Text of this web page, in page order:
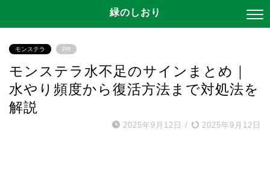
緑のしおり
モンステラ PR
モンステラ水不足のサインまとめ｜
水やり頻度から復活方法まで対処法を
解説
2025年9月12日 / 2025年9月12日